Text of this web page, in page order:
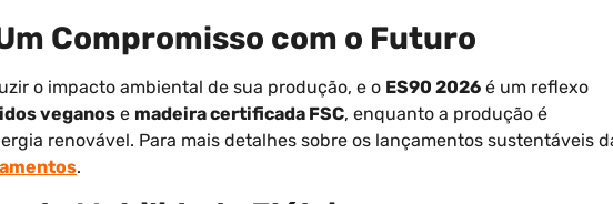
Compromisso com o Futuro
o impacto ambiental de sua produção, e o ES90 2026 é um reflexo
veganos e madeira certificada FSC, enquanto a produção é
renovável. Para mais detalhes sobre os lançamentos sustentáveis
.